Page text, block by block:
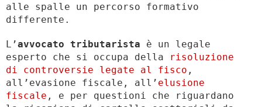
alle spalle un percorso formativo
differente.
L’avvocato tributarista è un legale
esperto che si occupa della
risoluzione
di controversie legate al fisco ,
all’evasione fiscale, all’ elusione
fiscale , e per questioni che riguardano